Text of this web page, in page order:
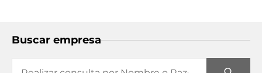
Buscar empresa